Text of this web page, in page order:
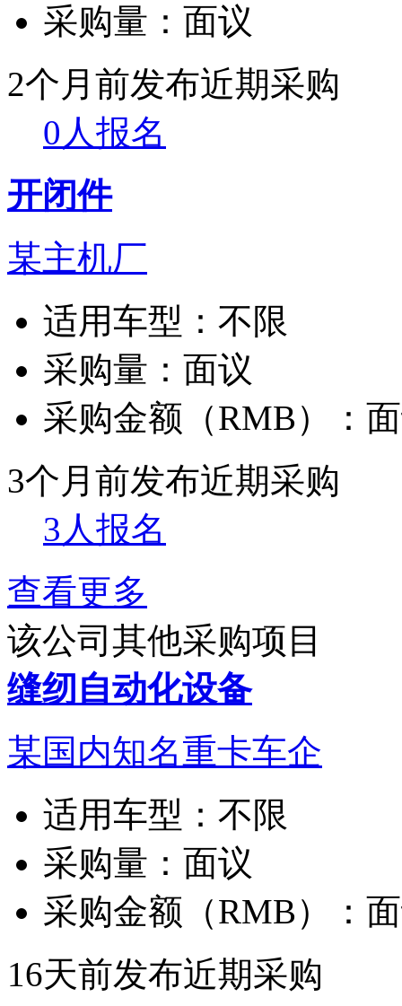
采购量： 面议
2个月前发布近期采购
0人报名
开闭件
某主机厂
适用车型： 不限
采购量： 面议
采购金额（RMB）：
3个月前发布近期采购
3人报名
查看更多
该公司其他采购项目
缝纫自动化设备
某国内知名重卡车企
适用车型： 不限
采购量： 面议
采购金额（RMB）：
16天前发布近期采购